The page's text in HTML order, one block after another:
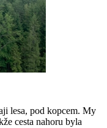
lesa, pod kopcem. My
cesta nahoru byla